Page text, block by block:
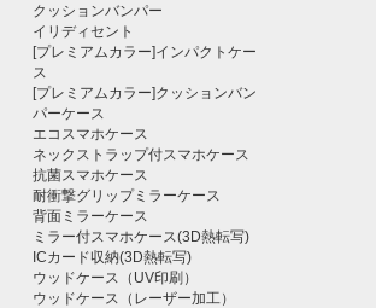
クッションバンパー
イリディセント
[プレミアムカラー]インパクトケー
ス
[プレミアムカラー]クッションバン
パーケース
エコスマホケース
ネックストラップ付スマホケース
抗菌スマホケース
耐衝撃グリップミラーケース
背面ミラーケース
ミラー付スマホケース(3D熱転写)
ICカード収納(3D熱転写)
ウッドケース（UV印刷）
ウッドケース（レーザー加工）